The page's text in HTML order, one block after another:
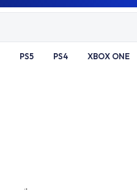
PS5 PS4 XBOX ONE